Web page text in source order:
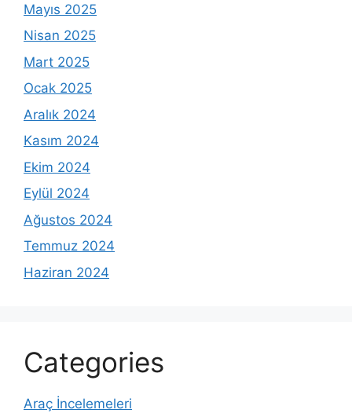
Mayıs 2025
Nisan 2025
Mart 2025
Ocak 2025
Aralık 2024
Kasım 2024
Ekim 2024
Eylül 2024
Ağustos 2024
Temmuz 2024
Haziran 2024
Categories
Araç İncelemeleri